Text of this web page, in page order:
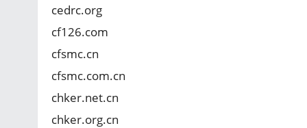
cedrc.org
cf126.com
cfsmc.cn
cfsmc.com.cn
chker.net.cn
chker.org.cn